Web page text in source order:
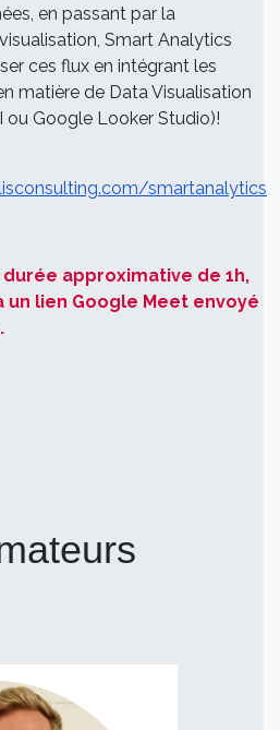
en passant par la
Smart Analytics
ces flux en intégrant les
matière de Data Visualisation
ou Google Looker Studio)!
smartanalytics
approximative de 1h,
lien Google Meet envoyé